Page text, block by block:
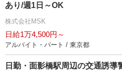
あり/週1日～OK
株式会社MSK
日給1万4,500円～
アルバイト・パート / 東京都
日勤・面影橋駅周辺の交通誘導